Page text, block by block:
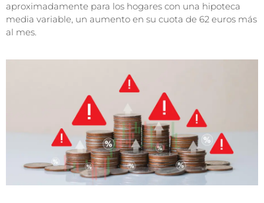
aproximadamente para los hogares con una hipoteca
media variable, un aumento en su cuota de 62 euros más
al mes.